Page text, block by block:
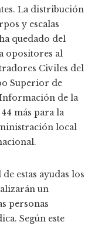
La distribución
y escalas
quedado del
opositores al
Civiles del
Superior de
de la
más para la
local
estas ayudas los
un
personas
Según este